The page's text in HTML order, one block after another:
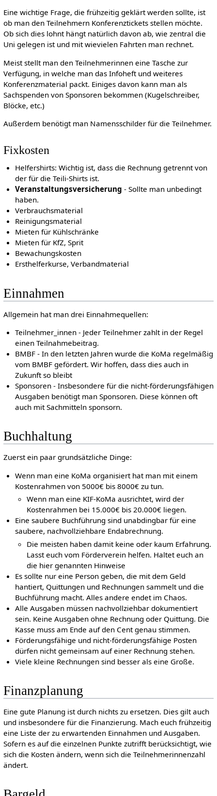
Eine wichtige Frage, die frühzeitig geklärt werden sollte, ist
ob man den Teilnehmern Konferenztickets stellen möchte.
Ob sich dies lohnt hängt natürlich davon ab, wie zentral die
Uni gelegen ist und mit wievielen Fahrten man rechnet.
Meist stellt man den Teilnehmerinnen eine Tasche zur
Verfügung, in welche man das Infoheft und weiteres
Konferenzmaterial packt. Einiges davon kann man als
Sachspenden von Sponsoren bekommen (Kugelschreiber,
Blöcke, etc.)
Außerdem benötigt man Namensschilder für die Teilnehmer.
Fixkosten
Helfershirts: Wichtig ist, dass die Rechnung getrennt von
der für die Teili-Shirts ist.
Veranstaltungsversicherung - Sollte man unbedingt
haben.
Verbrauchsmaterial
Reinigungsmaterial
Mieten für Kühlschränke
Mieten für KfZ, Sprit
Bewachungskosten
Ersthelferkurse, Verbandmaterial
Einnahmen
Allgemein hat man drei Einnahmequellen:
Teilnehmer_innen - Jeder Teilnehmer zahlt in der Regel
einen Teilnahmebeitrag.
BMBF - In den letzten Jahren wurde die KoMa regelmäßig
vom BMBF gefördert. Wir hoffen, dass dies auch in
Zukunft so bleibt
Sponsoren - Insbesondere für die nicht-förderungsfähigen
Ausgaben benötigt man Sponsoren. Diese können oft
auch mit Sachmitteln sponsorn.
Buchhaltung
Zuerst ein paar grundsätzliche Dinge:
Wenn man eine KoMa organisiert hat man mit einem
Kostenrahmen von 5000€ bis 8000€ zu tun.
Wenn man eine KIF-KoMa ausrichtet, wird der
Kostenrahmen bei 15.000€ bis 20.000€ liegen.
Eine saubere Buchführung sind unabdingbar für eine
saubere, nachvollziehbare Endabrechnung.
Die meisten haben damit keine oder kaum Erfahrung.
Lasst euch vom Förderverein helfen. Haltet euch an
die hier genannten Hinweise
Es sollte nur eine Person geben, die mit dem Geld
hantiert, Quittungen und Rechnungen sammelt und die
Buchführung macht. Alles andere endet im Chaos.
Alle Ausgaben müssen nachvollziehbar dokumentiert
sein. Keine Ausgaben ohne Rechnung oder Quittung. Die
Kasse muss am Ende auf den Cent genau stimmen.
Förderungsfähige und nicht-förderungsfähige Posten
dürfen nicht gemeinsam auf einer Rechnung stehen.
Viele kleine Rechnungen sind besser als eine Große.
Finanzplanung
Eine gute Planung ist durch nichts zu ersetzen. Dies gilt auch
und insbesondere für die Finanzierung. Mach euch frühzeitig
eine Liste der zu erwartenden Einnahmen und Ausgaben.
Sofern es auf die einzelnen Punkte zutrifft berücksichtigt, wie
sich die Kosten ändern, wenn sich die Teilnehmerinnenzahl
ändert.